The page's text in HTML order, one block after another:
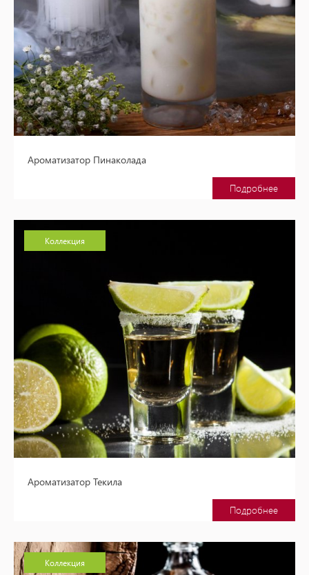
Ароматизатор Пинаколада
Подробнее
Коллекция
Ароматизатор Текила
Подробнее
Коллекция